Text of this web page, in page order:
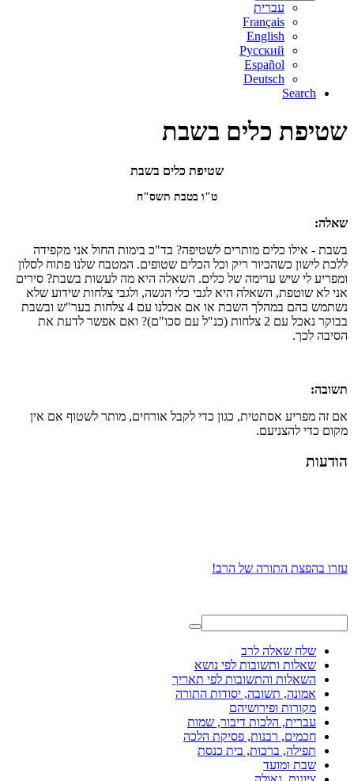
עברית
Français
English
Русский
Español
Deutsch
Search
שטיפת כלים בשבת
שטיפת כלים בשבת
ט"ו בטבת תשס"ח
שאלה:
בשבת - אילו כלים מותרים לשטיפה? בד"כ בימות החול אני מקפידה
ללכת לישון כשהכיור ריק וכל הכלים שטופים. המטבח שלנו פתוח לסלון
ומפריע לי שיש ערימה של כלים. השאלה היא מה לעשות בשבת? סירים
אני לא שוטפת, השאלה היא לגבי כלי הגשה, ולגבי צלחות שידוע שלא
נשתמש בהם במהלך השבת או אם אכלנו עם 4 צלחות בער"ש ובשבת
בבוקר נאכל עם 2 צלחות (כנ"ל עם סכו"ם)? ואם אפשר לדעת את
הסיבה לכך.
תשובה:
אם זה מפריע אסתטית, כגון כדי לקבל אורחים, מותר לשטוף אם אין
מקום כדי להצניעם.
הודעות
עזרו בהפצת התורה של הרב!
שלח שאלה לרב
שאלות ותשובות לפי נושא
השאלות והתשובות לפי תאריך
אמונה, תשובה, יסודות התורה
מקורות ופירושיהם
עברית, הלכות דיבור, שמות
חכמים, רבנות, פסיקת הלכה
תפילה, ברכות, בית כנסת
שבת ומועד